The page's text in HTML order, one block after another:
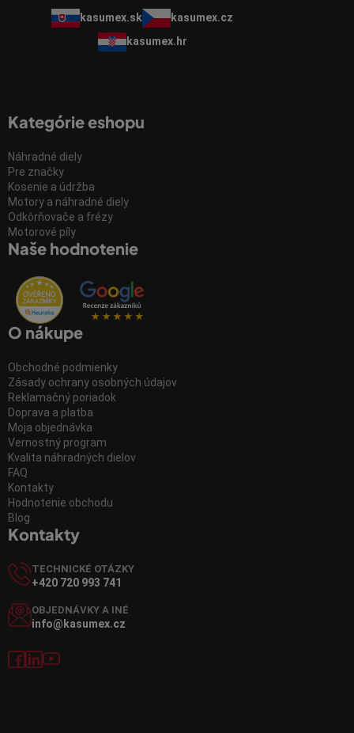
kasumex.sk
kasumex.cz
kasumex.hr
Kategórie eshopu
Náhradné diely
Pre značky
Kosenie a údržba
Motory a náhradné diely
Odkôrňovače a frézy
Motorové píly
Naše hodnotenie
O nákupe
Obchodné podmienky
Zásady ochrany osobných údajov
Reklamačný poriadok
Doprava a platba
Moja objednávka
Vernostný program
Kvalita náhradných dielov
FAQ
Kontakty
Hodnotenie obchodu
Blog
Kontakty
TECHNICKÉ OTÁZKY
+420 720 993 741
OBJEDNÁVKY A INÉ
info@kasumex.cz